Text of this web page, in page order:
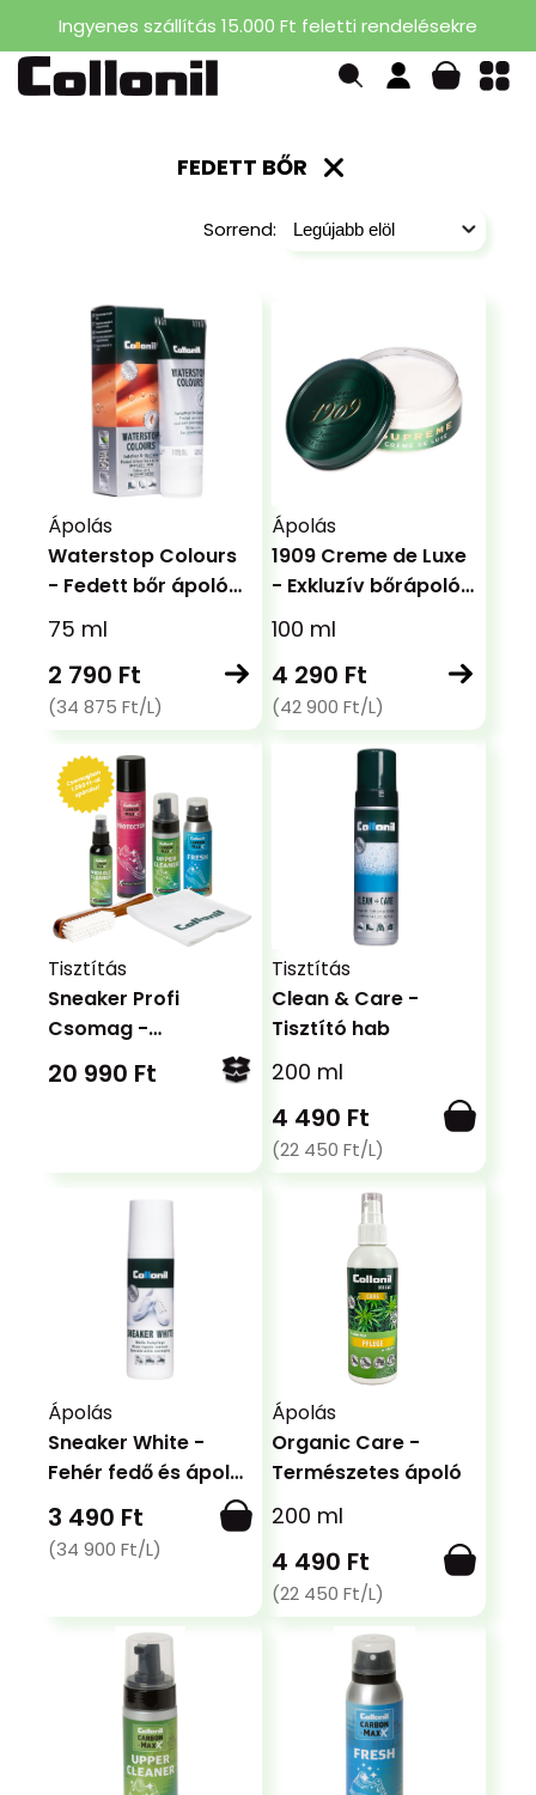
Ingyenes szállítás 15.000 Ft feletti rendelésekre
FEDETT BŐR
Sorrend:
Ápolás
Waterstop Colours
- Fedett bőr ápoló
krém több színben
75 ml
2 790 Ft
(34 875 Ft/L)
Ápolás
1909 Creme de Luxe
- Exkluzív bőrápoló
krém sima bőrökre
100 ml
4 290 Ft
(42 900 Ft/L)
Tisztítás
Sneaker Profi
Csomag -
Teljeskörű tisztítás,
ápolás és védelem
20 990 Ft
Tisztítás
Clean & Care -
Tisztító hab
200 ml
4 490 Ft
(22 450 Ft/L)
Ápolás
Sneaker White -
Fehér fedő és ápoló
krém
3 490 Ft
(34 900 Ft/L)
Ápolás
Organic Care -
Természetes ápoló
200 ml
4 490 Ft
(22 450 Ft/L)